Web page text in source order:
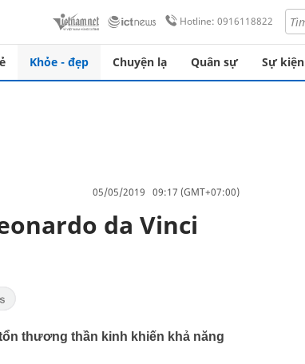
Hotline: 0916118822
Khỏe - đẹp Chuyện lạ Quân sự Sự kiện
05/05/2019 09:17 (GMT+07:00)
da Vinci
thương thần kinh khiến khả năng